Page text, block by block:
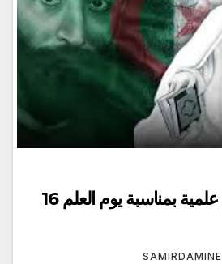
الاعلان عن ندوات علمية بمناسبة يوم العلم 16
SAMIRDAMINE